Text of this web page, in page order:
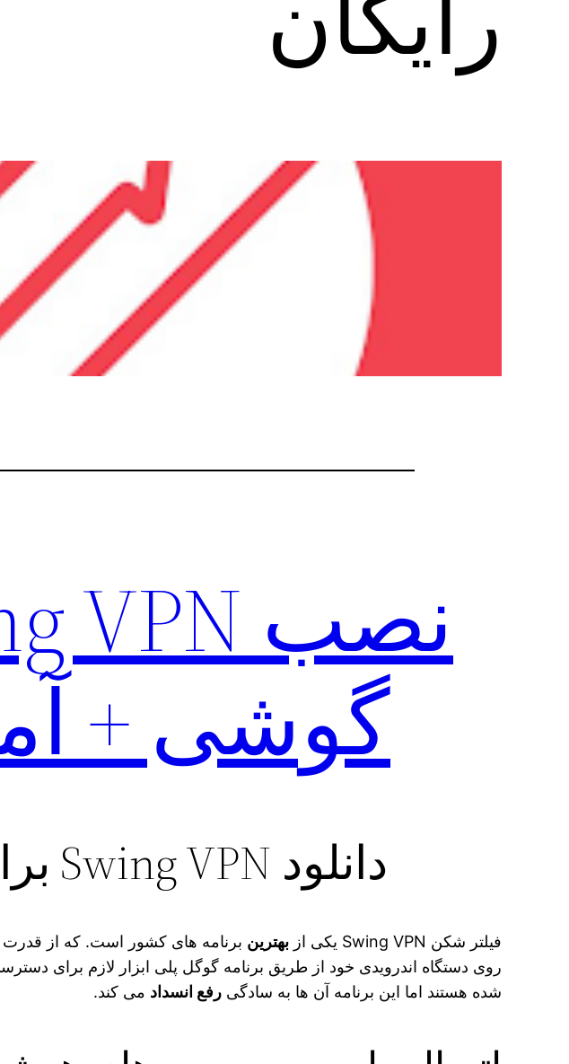
گوشی +
دانلود Swing VPN برای کامپیوتر نسخه قدیمی
فیلتر شکن Swing VPN یکی از بهترین برنامه های کشور است. که از قدرت
روی دستگاه اندرویدی خود از طریق برنامه گوگل پلی ابزار لازم برای
شده هستند اما این برنامه آن ها به سادگیرفع انسداد می‌ کند.